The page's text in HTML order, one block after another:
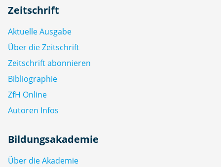
Zeitschrift
Aktuelle Ausgabe
Über die Zeitschrift
Zeitschrift abonnieren
Bibliographie
ZfH Online
Autoren Infos
Bildungsakademie
Über die Akademie